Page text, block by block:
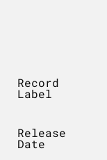
Record
Label
Release
Date